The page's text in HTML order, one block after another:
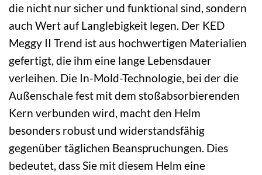
die nicht nur sicher und funktional sind, sondern
auch Wert auf Langlebigkeit legen. Der KED
Meggy II Trend ist aus hochwertigen Materialien
gefertigt, die ihm eine lange Lebensdauer
verleihen. Die In-Mold-Technologie, bei der die
Außenschale fest mit dem stoßabsorbierenden
Kern verbunden wird, macht den Helm
besonders robust und widerstandsfähig
gegenüber täglichen Beanspruchungen. Dies
bedeutet, dass Sie mit diesem Helm eine